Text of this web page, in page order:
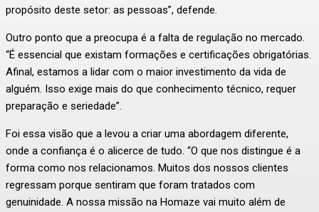
propósito deste setor: as pessoas”, defende.
Outro ponto que a preocupa é a falta de regulação no mercado.
“É essencial que existam formações e certificações obrigatórias.
Afinal, estamos a lidar com o maior investimento da vida de
alguém. Isso exige mais do que conhecimento técnico, requer
preparação e seriedade”.
Foi essa visão que a levou a criar uma abordagem diferente,
onde a confiança é o alicerce de tudo. “O que nos distingue é a
forma como nos relacionamos. Muitos dos nossos clientes
regressam porque sentiram que foram tratados com
genuinidade. A nossa missão na Homaze vai muito além de